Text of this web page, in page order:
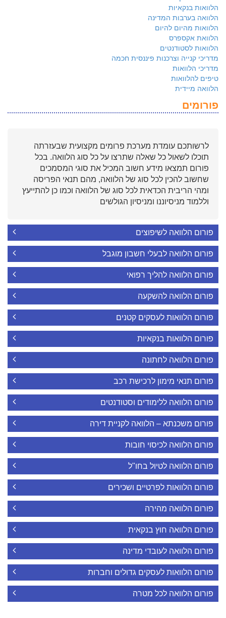
הלוואות בנקאיות
הלוואה בערבות המדינה
הלוואות מהיום להיום
הלוואת אקספרס
הלוואות לסטודנטים
מדריכי קנייה וצרכנות פיננסית חכמה
מדריכי הלוואות
טיפים להלוואות
הלוואה מיידית
פורומים
לרשותכם עומדת מערכת פרומים מקצועית שבעזרתה
תוכלו לשאול כל שאלה שתרצו על כל סוג הלוואה. בכל
פורום תמצאו מידע חשוב המכיל את סוגי המסמכים
שחשוב להכין לכל סוג של הלוואה, מהם תנאי הפריסה
ומהי הריבית הכדאית לכל סוג של הלוואה וכמו כן להתייעץ
וללמוד מניסיוננו ומניסיון הגולשים
פורום הלוואה לשיפוצים
פורום הלוואה לבעלי חשבון מוגבל
פורום הלוואה להליך רפואי
פורום הלוואה להשקעה
פורום הלוואות לעסקים קטנים
פורום הלוואות בנקאיות
פורום הלוואה לחתונה
פורום תנאי מימון לרכישת רכב
פורום הלוואה ללימודים וסטודנטים
פורום משכנתא – הלוואה לקניית דירה
פורום הלוואה לכיסוי חובות
פורום הלוואה לטיול בחו"ל
פורום הלוואות לפרטיים ושכירים
פורום הלוואה מהירה
פורום הלוואה חוץ בנקאית
פורום הלוואה לעובדי מדינה
פורום הלוואות לעסקים גדולים וחברות
פורום הלוואה לכל מטרה